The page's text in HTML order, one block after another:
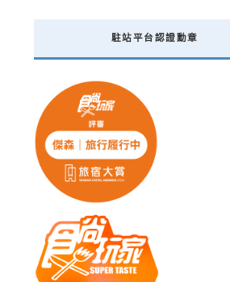
駐站平台認證勳章